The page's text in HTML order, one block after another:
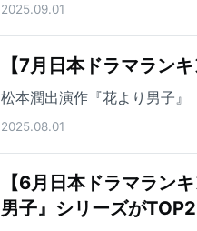
2025.09.01
【7月日本ドラマラン
松本潤出演作『花より男子』
2025.08.01
【6月日本ドラマラン
男子』シリーズがTOP2